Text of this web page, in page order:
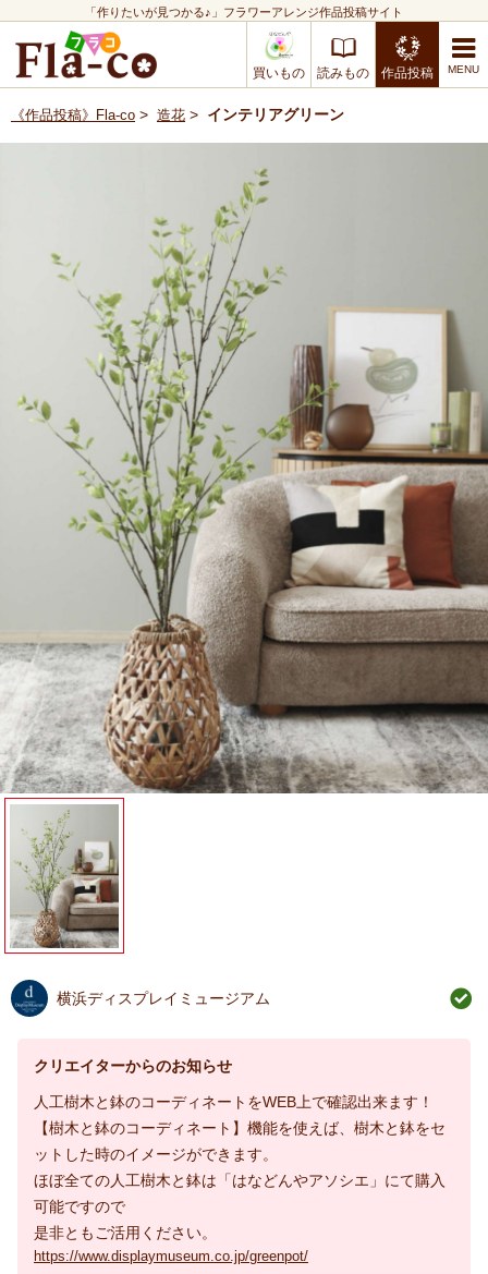
「作りたいが見つかる♪」フラワーアレンジ作品投稿サイト
買いもの 読みもの 作品投稿
《作品投稿》Fla-co > 造花 > インテリアグリーン
横浜ディスプレイミュージアム
クリエイターからのお知らせ
人工樹木と鉢のコーディネートをWEB上で確認出来ます！
【樹木と鉢のコーディネート】機能を使えば、樹木と鉢をセ
ットした時のイメージができます。
ほぼ全ての人工樹木と鉢は「はなどんやアソシエ」にて購入
可能ですので
是非ともご活用ください。
https://www.displaymuseum.co.jp/greenpot/